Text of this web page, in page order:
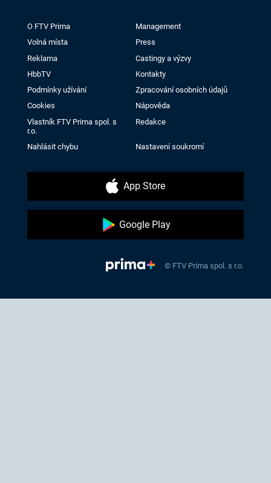
O FTV Prima
Management
Volná místa
Press
Reklama
Castingy a výzvy
HbbTV
Kontakty
Podmínky užívání
Zpracování osobních údajů
Cookies
Nápověda
Vlastník FTV Prima spol. s
r.o.
Redakce
Nahlásit chybu Nastavení soukromí
App Store
Google Play
© FTV Prima spol. s r.o.